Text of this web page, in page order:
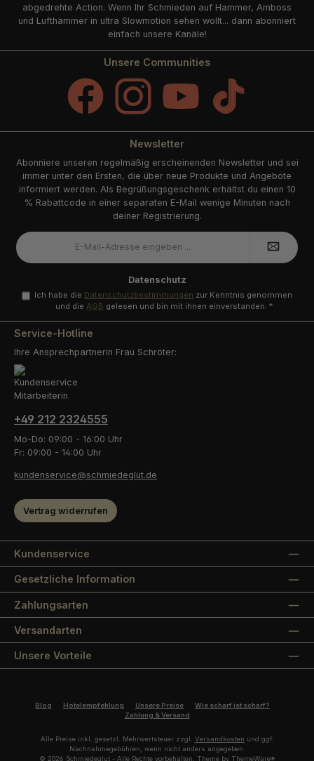
abgedrehte Action. Wenn Ihr Schmieden auf Hammer, Amboss
und Lufthammer in ultra Slowmotion sehen wollt... dann abonniert
einfach unsere Kanäle!
Unsere Communities
Facebook Instagram YouTube TikTok
Newsletter
Abonniere unseren regelmäßig erscheinenden Newsletter und sei
immer unter den Ersten, die über neue Produkte und Angebote
informiert werden. Als Begrüßungsgeschenk erhältst du einen 10
% Rabattcode in einer separaten E-Mail wenige Minuten nach
deiner Registrierung.
E-
Mail-
Adresse
Datenschutz
Ich habe die Datenschutzbestimmungen zur Kenntnis genommen
und die AGB gelesen und bin mit ihnen einverstanden. *
Service-Hotline
Ihre Ansprechpartnerin Frau Schröter:
+49 212 2324555
Mo-Do: 09:00 - 16:00 Uhr
Fr: 09:00 - 14:00 Uhr
kundenservice@schmiedeglut.de
Vertrag widerrufen
Kundenservice
Gesetzliche Information
Unsere Vorteile
Zahlungsarten
Versandarten
Blog Hotelempfehlung Unsere Preise
Wie scharf ist scharf?
Zahlung & Versand
Alle Preise inkl. gesetzl. Mehrwertsteuer zzgl. Versandkosten und ggf.
Nachnahmegebühren, wenn nicht anders angegeben.
© 2026 Schmiedeglut - Alle Rechte vorbehalten. Theme by ThemeWare®